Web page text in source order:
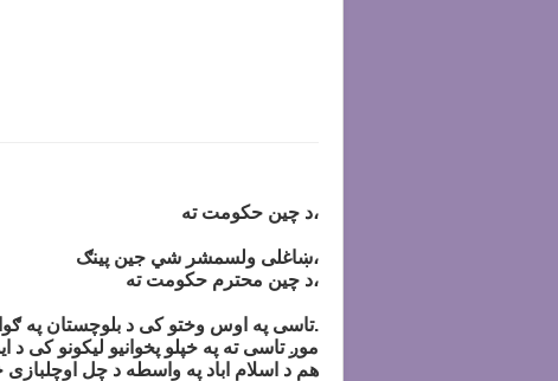
د چین حکومت ته،
ښاغلی ولسمشر شي جين پينګ،
د چین محترم حکومت ته،
تاسی په اوس وختو کی د بلوچستان په ګوادر بندر کې په پانګونه اخته یاست اوغواړی چې ددغه بندر دلاری د نړۍ سره تجارت وکړي.
موږ تاسی ته په خپلو پخوانیو لیکونو کی
هم د اسلام اباد په واسطه د چل اوچلبازی